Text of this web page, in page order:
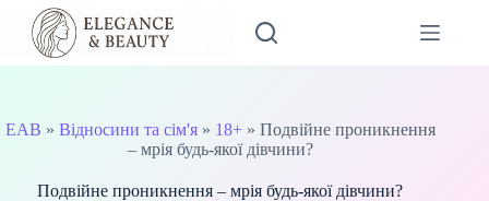
Перейти
вмісту
EAB » Відносини та сім'я» 18+» Подвійне проникнення
– мрія будь-якої дівчини?
Подвійне проникнення – мрія будь-якої дівчини?